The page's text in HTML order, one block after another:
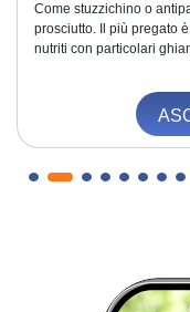
Come stuzzichino o
prosciutto. Il più pregato
nutriti con particolari